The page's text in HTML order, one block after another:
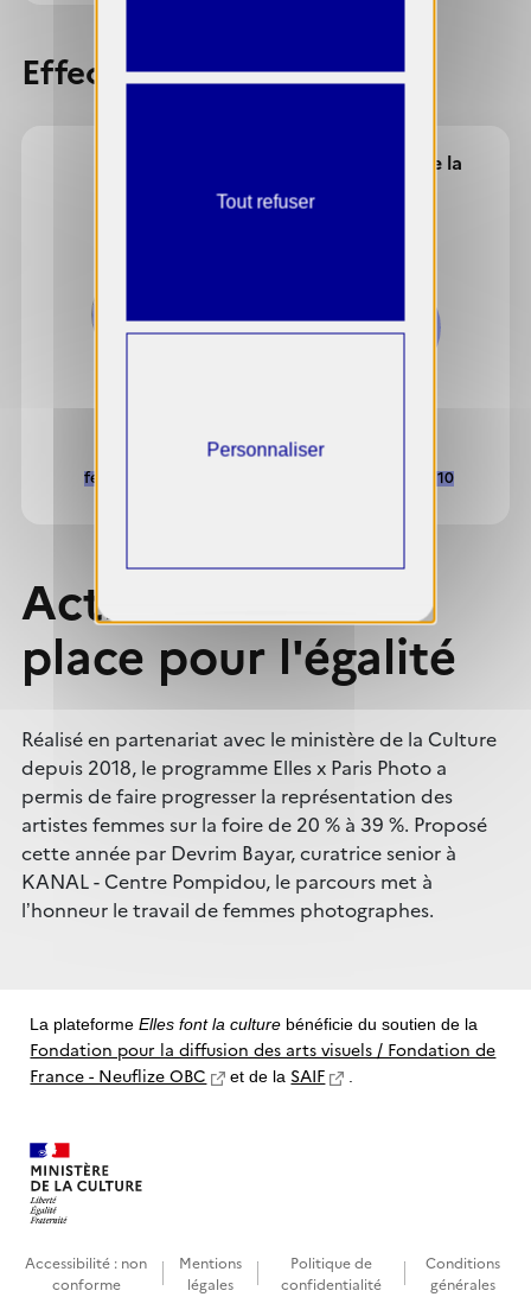
Effectif de l'organisation
femmes : 2 / 2
personnel de la
100%
femmes : 10 / 10
Actions mises en
place pour l'égalité
Réalisé en partenariat avec le ministère de la Culture
depuis 2018, le programme Elles x Paris Photo a
permis de faire progresser la représentation des
artistes femmes sur la foire de 20 % à 39 %. Proposé
cette année par Devrim Bayar, curatrice senior à
KANAL - Centre Pompidou, le parcours met à
l’honneur le travail de femmes photographes.
La plateformeElles font la culture bénéficie du soutien de la
Fondation pour la diffusion des arts visuels / Fondation de
France - Neuflize OBC
et de la SAIF .
Accessibilité : non
conforme
Mentions
légales
Politique de
confidentialité
Conditions
générales
Tout refuser
Personnaliser